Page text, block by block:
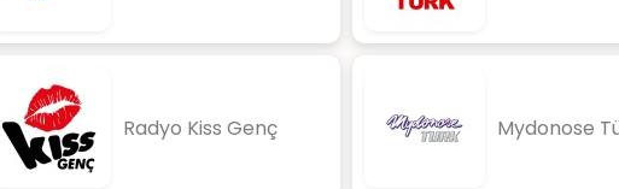
Radyo Kiss Genç Mydonose